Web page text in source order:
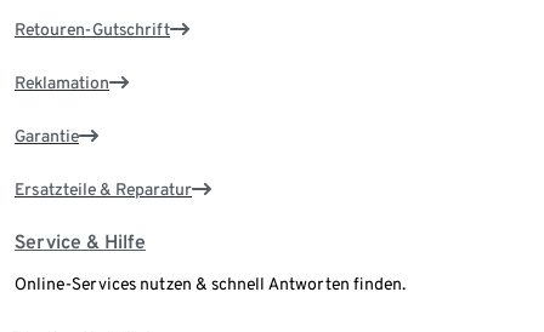
Retouren-Gutschrift
Reklamation
Garantie
Ersatzteile & Reparatur
Service & Hilfe
Online-Services nutzen & schnell Antworten finden.